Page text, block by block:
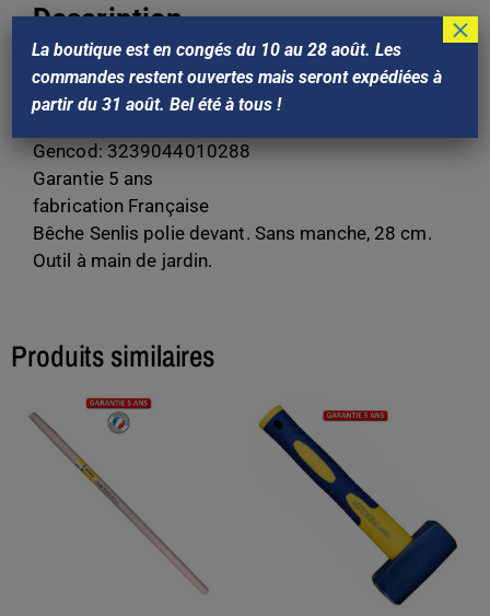
Description
Poids : 1,2Kg.
Marque : Outils PERRIN
Gencod: 3239044010288
Garantie 5 ans
fabrication Française
Bêche Senlis polie devant. Sans manche, 28 cm.
Outil à main de jardin.
Produits similaires
La boutique est en congés du 10 au 28 août. Les
commandes restent ouvertes mais seront expédiées à
partir du 31 août. Bel été à tous !
×